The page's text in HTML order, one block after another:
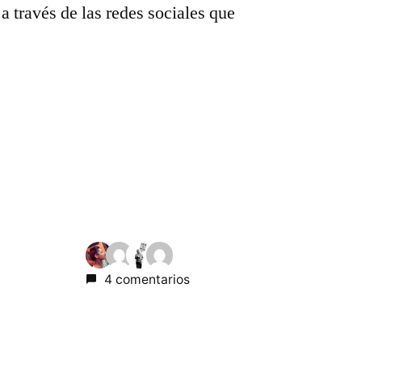
través de las redes sociales que
4 comentarios